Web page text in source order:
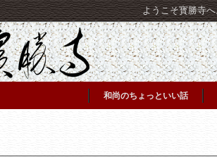
ようこそ寳勝寺
和尚のちょっといい話